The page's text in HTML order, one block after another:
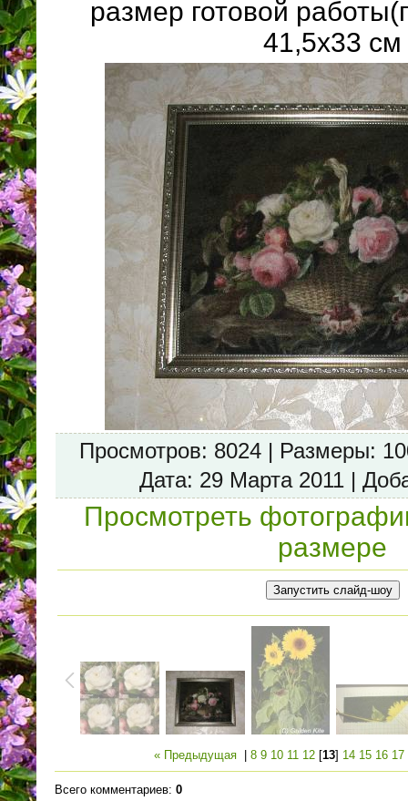
размер готовой
41,5х33 см
Просмотров: 8024 | Размеры:
Дата: 29 Марта 2011 |
Просмотреть
размере
« Предыдущая| 8 9 10 11 12[13] 14 15 16 17
Всего комментариев: 0